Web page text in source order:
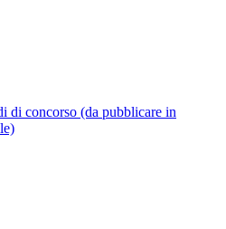
di concorso (da pubblicare in